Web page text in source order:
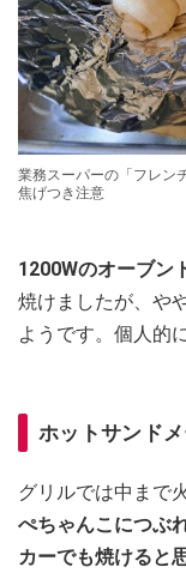
業務スーパーの「フレン
焦げつき注意
1200Wのオーブン
焼けましたが、や
ようです。個人的
ホットサンド
グリルでは中まで
ぺちゃんこにつぶ
カーでも焼けると